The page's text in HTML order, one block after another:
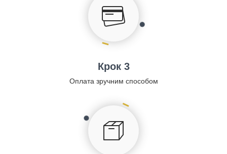
Крок 3
Оплата зручним способом